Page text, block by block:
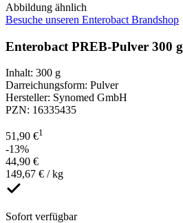
Abbildung ähnlich
Besuche unseren Enterobact Brandshop
Enterobact PREB-Pulver 300 g
Inhalt: 300 g
Darreichungsform: Pulver
Hersteller: Synomed GmbH
PZN: 16335435
51,90 €1
-13%
44,90 €
149,67 € / kg
Sofort verfügbar